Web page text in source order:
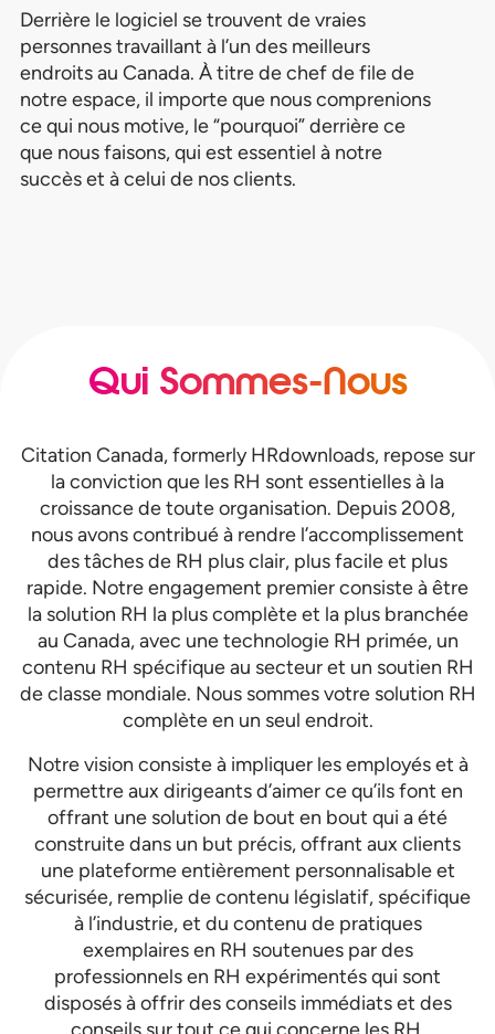
Derrière le logiciel se trouvent de vraies
personnes travaillant à l’un des meilleurs
endroits au Canada. À titre de chef de file de
notre espace, il importe que nous comprenions
ce qui nous motive, le “pourquoi” derrière ce
que nous faisons, qui est essentiel à notre
succès et à celui de nos clients.
Qui Sommes-Nous
Citation Canada, formerly HRdownloads, repose sur
la conviction que les RH sont essentielles à la
croissance de toute organisation. Depuis 2008,
nous avons contribué à rendre l’accomplissement
des tâches de RH plus clair, plus facile et plus
rapide. Notre engagement premier consiste à être
la solution RH la plus complète et la plus branchée
au Canada, avec une technologie RH primée, un
contenu RH spécifique au secteur et un soutien RH
de classe mondiale. Nous sommes votre solution RH
complète en un seul endroit.
Notre vision consiste à impliquer les employés et à
permettre aux dirigeants d’aimer ce qu’ils font en
offrant une solution de bout en bout qui a été
construite dans un but précis, offrant aux clients
une plateforme entièrement personnalisable et
sécurisée, remplie de contenu législatif, spécifique
à l’industrie, et du contenu de pratiques
exemplaires en RH soutenues par des
professionnels en RH expérimentés qui sont
disposés à offrir des conseils immédiats et des